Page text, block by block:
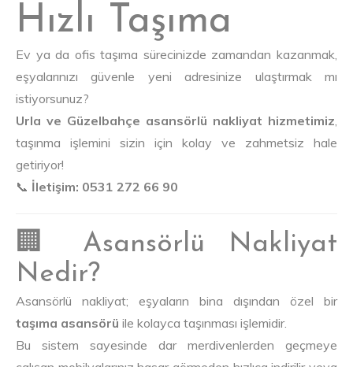
Hızlı Taşıma
Ev ya da ofis taşıma sürecinizde zamandan kazanmak,
eşyalarınızı güvenle yeni adresinize ulaştırmak mı
istiyorsunuz?
Urla ve Güzelbahçe asansörlü nakliyat hizmetimiz
taşınma işlemini sizin için kolay ve zahmetsiz hale
getiriyor!
📞 İletişim: 0531 272 66 90
🏢 Asansörlü Nakliyat
Nedir?
Asansörlü nakliyat; eşyaların bina dışından özel bir
taşıma asansörü ile kolayca taşınması işlemidir.
Bu sistem sayesinde dar merdivenlerden geçmeye